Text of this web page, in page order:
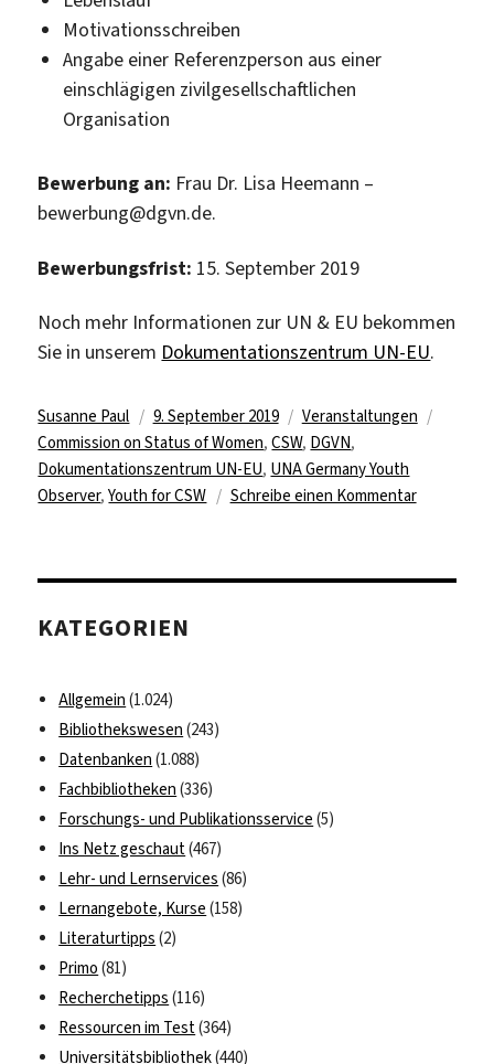
Motivationsschreiben
Angabe einer Referenzperson aus einer
einschlägigen zivilgesellschaftlichen
Organisation
Bewerbung an: Frau Dr. Lisa Heemann –
bewerbung@dgvn.de.
Bewerbungsfrist: 15. September 2019
Noch mehr Informationen zur UN & EU bekommen
Sie in unserem Dokumentationszentrum UN-EU.
Autor
Susanne Paul
Veröffentlicht
am
9. September 2019 Kategorien
Veranstaltungen
Commission on Status of Women,CSW, DGVN,
Dokumentationszentrum UN-EU, UNA Germany Youth
Observer,Youth for CSW Schreibe einen Kommentarzu
64.
KATEGORIEN
Allgemein (1.024)
Bibliothekswesen (243)
Datenbanken (1.088)
Fachbibliotheken (336)
Forschungs- und Publikationsservice (5)
Ins Netz geschaut(467)
Lehr- und Lernservices (86)
Lernangebote, Kurse (158)
Literaturtipps (2)
Primo (81)
Recherchetipps (116)
Ressourcen im Test(364)
Universitätsbibliothek(440)